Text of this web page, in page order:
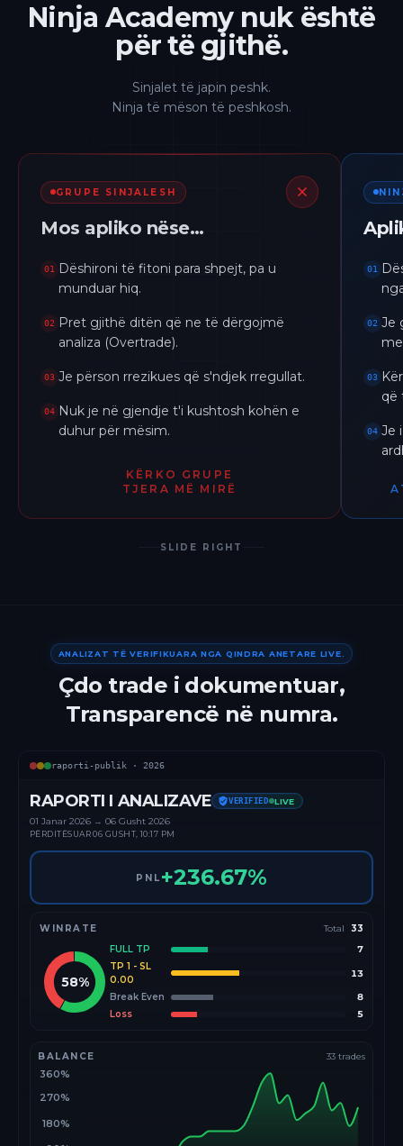
Ninja Academy nuk është
për të gjithë.
Sinjalet të japin peshk.
Ninja të mëson të peshkosh.
GRUPE SINJALESH
Mos apliko nëse…
01
Dëshironi të fitoni para shpejt, pa u
munduar hiq.
02
Pret gjithë ditën që ne të dërgojmë
analiza (Overtrade).
03 Je përson rrezikues që s'ndjek rregullat.
04 Nuk je në gjendje t'i kushtosh kohën e
duhur për mësim.
KËRKO GRUPE
TJERA MË MIRË
01
02 Je
03
që
04 Je
SLIDE RIGHT
ANALIZAT TË VERIFIKUARA NGA QINDRA ANETARE LIVE.
Çdo trade i dokumentuar,
Transparencë në numra.
raporti-publik · 2026
RAPORTI I ANALIZAVE VERIFIED LIVE
01 Janar 2026 → 06 Gusht 2026
PËRDITËSUAR06 GUSHT, 10:17 PM
PNL +236.67%
WINRATE Total 33
58%
FULL TP
7
TP 1 - SL
0.00
13
Break Even
8
Loss
5
BALANCE 33 trades
180%
270%
360%